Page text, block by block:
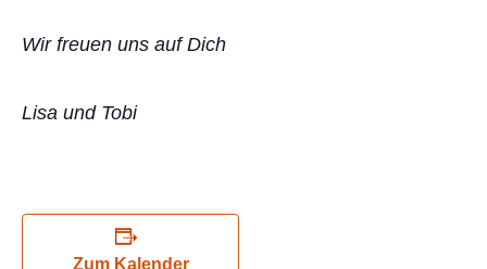
Wir freuen uns auf Dich
Lisa und Tobi
Zum Kalender